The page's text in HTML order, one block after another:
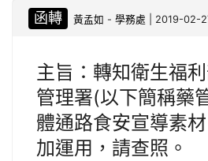
函轉 黃孟如 -學務處 | 2019-02-
主旨：轉知衛生福
管理署(以下簡稱藥
體通路食安宣導素
加運用，請查照。